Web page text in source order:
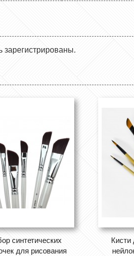
синтетических
для рисования
Кисти